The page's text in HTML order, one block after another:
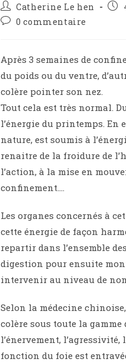
Catherine Le hen
0 commentaire
Après 3 semaines de
du poids ou du ventre,
colère pointer son nez.
Tout cela est très normal.
l’énergie du printemps. En
nature, est soumis à
renaitre de la froidure de
l’action, à la mise en
confinement….
Les organes concernés à
cette énergie de façon
repartir dans l’ensemble
digestion pour ensuite
intervenir au niveau de
Selon la médecine
colère sous toute la gamme
l’énervement,
fonction du foie est